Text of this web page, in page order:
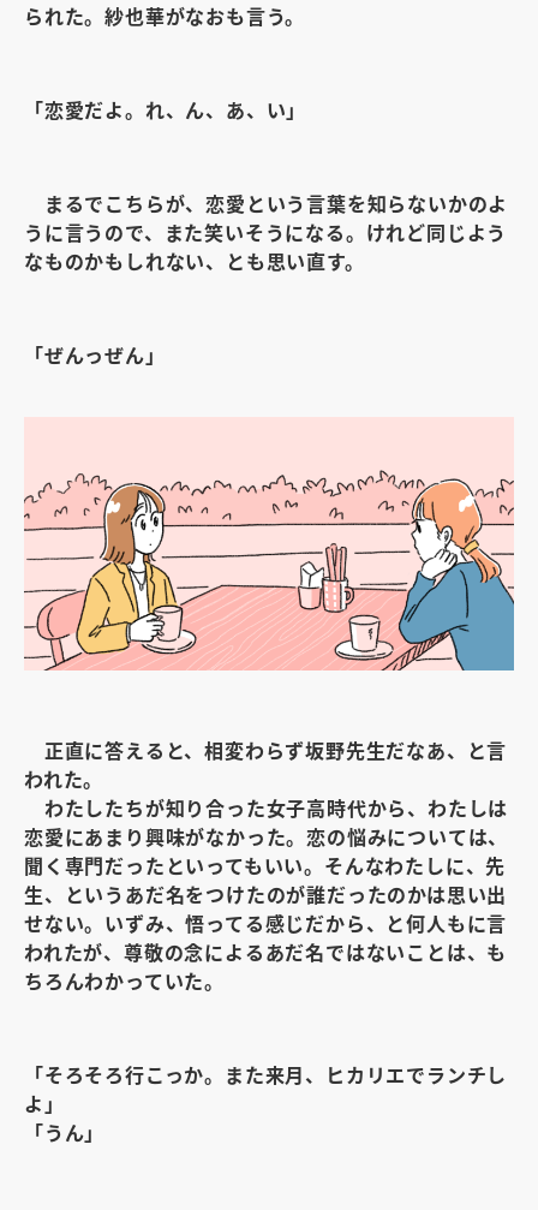
られた。紗也華がなおも言う。
「恋愛だよ。れ、ん、あ、い」
まるでこちらが、恋愛という言葉を知らないかのよ
うに言うので、また笑いそうになる。けれど同じよう
なものかもしれない、とも思い直す。
「ぜんっぜん」
正直に答えると、相変わらず坂野先生だなあ、と言
われた。
わたしたちが知り合った女子高時代から、わたしは
恋愛にあまり興味がなかった。恋の悩みについては、
聞く専門だったといってもいい。そんなわたしに、先
生、というあだ名をつけたのが誰だったのかは思い出
せない。いずみ、悟ってる感じだから、と何人もに言
われたが、尊敬の念によるあだ名ではないことは、も
ちろんわかっていた。
「そろそろ行こっか。また来月、ヒカリエでランチし
よ」
「うん」